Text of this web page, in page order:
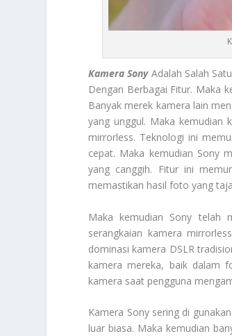
Kamera SonyAdalah Salah
Dengan Berbagai Fitur. Maka
Banyak merek kamera lain
yang unggul. Maka kemudian
mirrorless. Teknologi ini
cepat. Maka kemudian Sony
yang canggih. Fitur ini
memastikan hasil foto yang
Maka kemudian Sony telah
serangkaian kamera
dominasi kamera DSLR
kamera mereka, baik dalam
kamera saat pengguna
Kamera Sony sering di
luar biasa. Maka kemudian